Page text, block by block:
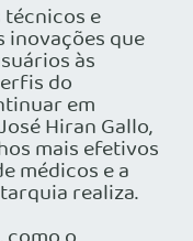
e
inovações que
às
do
em
Hiran Gallo,
mais efetivos
médicos e a
realiza.